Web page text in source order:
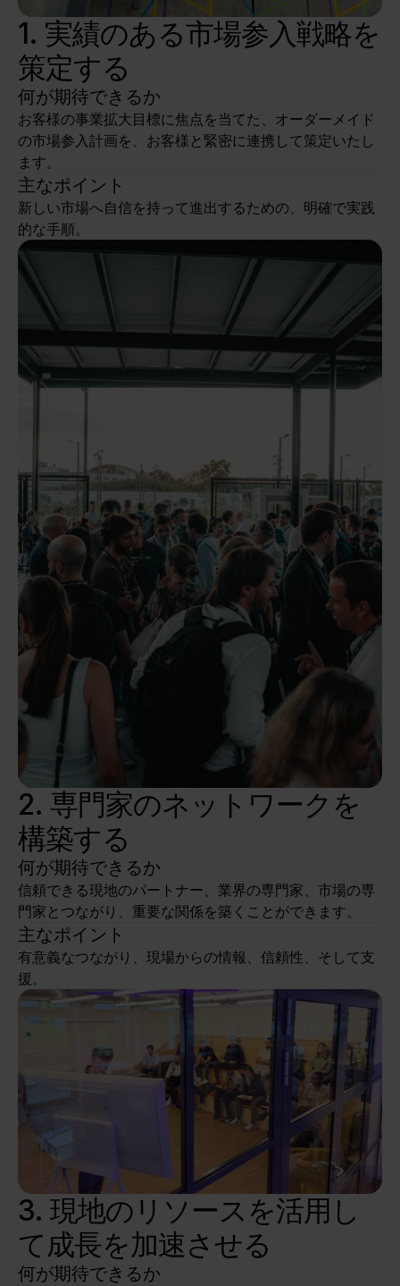
1. 実績のある市場参入戦略を
策定する
何が期待できるか
お客様の事業拡大目標に焦点を当てた、オーダーメイド
の市場参入計画を、お客様と緊密に連携して策定いたし
ます。
主なポイント
新しい市場へ自信を持って進出するための、明確で実践
的な手順。
2. 専門家のネットワークを
構築する
何が期待できるか
信頼できる現地のパートナー、業界の専門家、市場の専
門家とつながり、重要な関係を築くことができます。
主なポイント
有意義なつながり、現場からの情報、信頼性、そして支
援。
3. 現地のリソースを活用し
て成長を加速させる
何が期待できるか